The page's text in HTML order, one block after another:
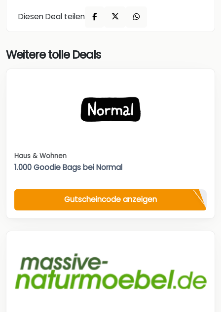
Diesen Deal teilen
Weitere tolle Deals
Haus & Wohnen
1.000 Goodie Bags bei Normal
Gutscheincode anzeigen